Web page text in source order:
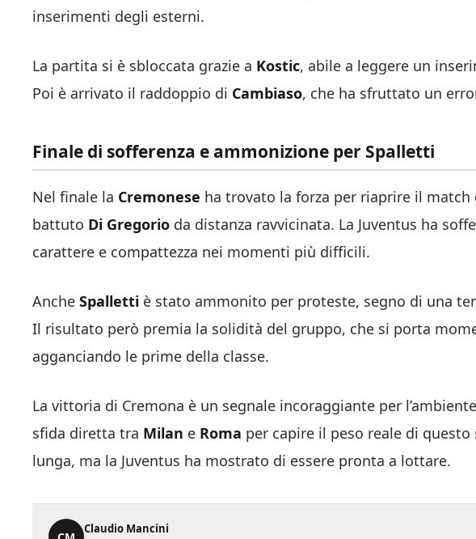
inserimenti degli esterni.
La partita si è sbloccata grazie a Kostic, abile a leggere un
Poi è arrivato il raddoppio di Cambiaso, che ha sfruttato un
Finale di sofferenza e ammonizione per Spalletti
Nel finale la Cremonese ha trovato la forza per riaprire il match
battuto Di Gregorio da distanza ravvicinata. La Juventus ha
carattere e compattezza nei momenti più difficili.
Anche Spalletti è stato ammonito per proteste, segno di una
Il risultato però premia la solidità del gruppo, che si porta
agganciando le prime della classe.
La vittoria di Cremona è un segnale incoraggiante per
sfida diretta tra Milan e Roma per capire il peso reale di questo
lunga, ma la Juventus ha mostrato di essere pronta a lottare.
Claudio Mancini